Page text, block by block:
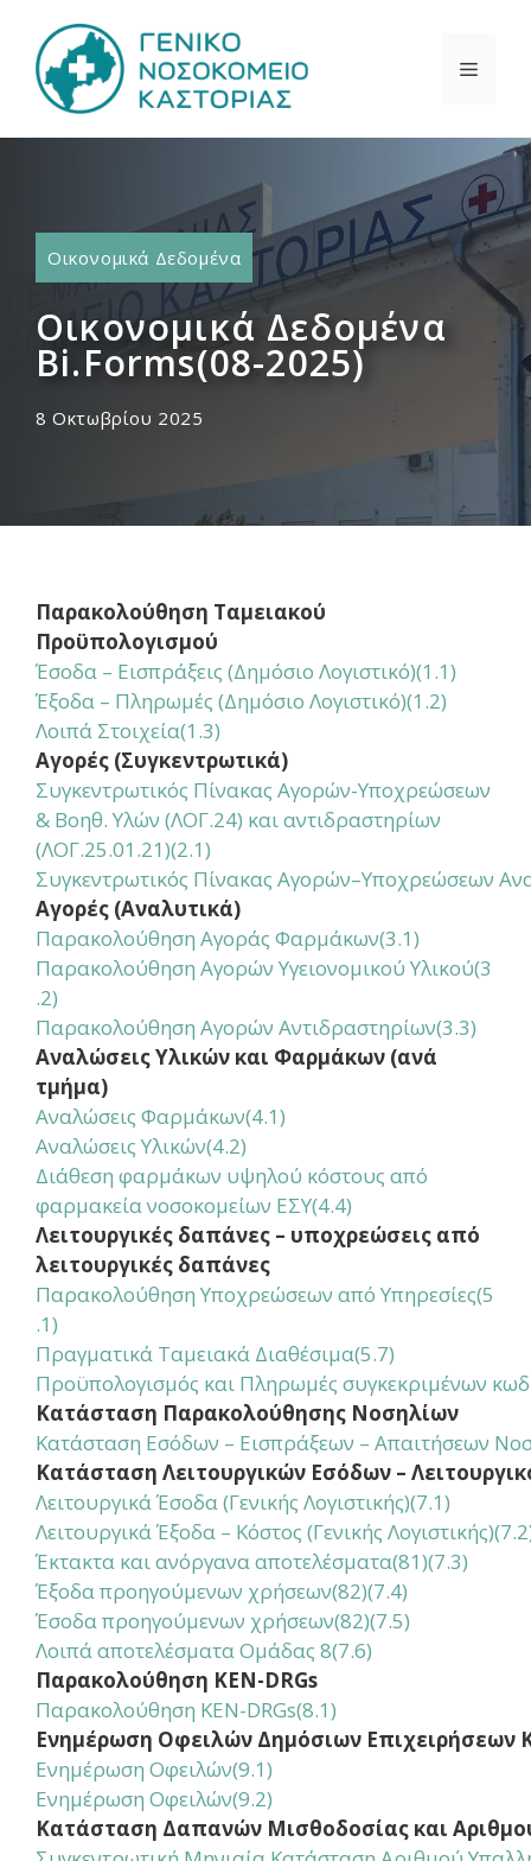
περιεχόμενο
Οικονομικά Δεδομένα
Οικονομικά Δεδομένα
Bi.Forms(08-2025)
8 Οκτωβρίου 2025
Παρακολούθηση Ταμειακού
Προϋπολογισμού
Έσοδα – Εισπράξεις (Δημόσιο Λογιστικό)(1.1)
Έξοδα – Πληρωμές (Δημόσιο Λογιστικό)(1.2)
Λοιπά Στοιχεία(1.3)
Αγορές (Συγκεντρωτικά)
Συγκεντρωτικός Πίνακας Αγορών-Υποχρεώσεων
& Βοηθ. Υλών (ΛΟΓ.24) και αντιδραστηρίων
(ΛΟΓ.25.01.21)(2.1)
Συγκεντρωτικός Πίνακας Αγορών–Υποχρεώσεων
Αγορές (Αναλυτικά)
Παρακολούθηση Αγοράς Φαρμάκων(3.1)
Παρακολούθηση Αγορών Υγειονομικού Υλικού(3
.2)
Παρακολούθηση Αγορών Αντιδραστηρίων(3.3)
Αναλώσεις Υλικών και Φαρμάκων (ανά
τμήμα)
Αναλώσεις Φαρμάκων(4.1)
Αναλώσεις Υλικών(4.2)
Διάθεση φαρμάκων υψηλού κόστους από
φαρμακεία νοσοκομείων ΕΣΥ(4.4)
Λειτουργικές δαπάνες – υποχρεώσεις από
λειτουργικές δαπάνες
Παρακολούθηση Υποχρεώσεων από Υπηρεσίες(5
.1)
Πραγματικά Ταμειακά Διαθέσιμα(5.7)
Προϋπολογισμός και Πληρωμές συγκεκριμένων
Κατάσταση Παρακολούθησης Νοσηλίων
Κατάσταση Εσόδων – Εισπράξεων – Απαιτήσεων
Κατάσταση Λειτουργικών Εσόδων –
Λειτουργικά Έσοδα (Γενικής Λογιστικής)(7.1)
Λειτουργικά Έξοδα – Κόστος (Γενικής
Έκτακτα και ανόργανα αποτελέσματα(81)(7.3)
Έξοδα προηγούμενων χρήσεων(82)(7.4)
Έσοδα προηγούμενων χρήσεων(82)(7.5)
Λοιπά αποτελέσματα Ομάδας 8(7.6)
Παρακολούθηση KEN-DRGs
Παρακολούθηση KEN-DRGs(8.1)
Ενημέρωση Οφειλών Δημόσιων Επιχειρήσεων
Ενημέρωση Οφειλών(9.1)
Ενημέρωση Οφειλών(9.2)
Κατάσταση Δαπανών Μισθοδοσίας και